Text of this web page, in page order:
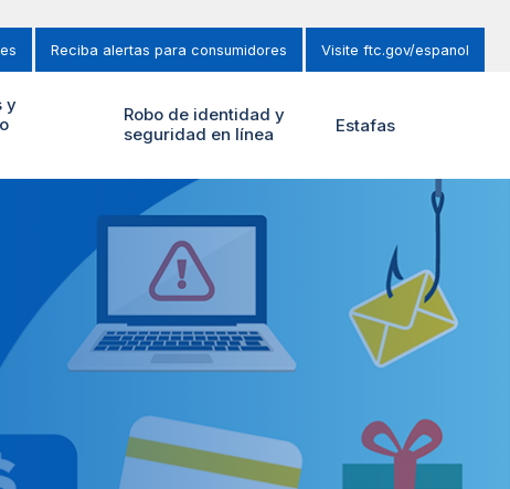
Reciba alertas para consumidores Visite ftc.gov/espanol
y
Robo de identidad y
seguridad en línea
Estafas